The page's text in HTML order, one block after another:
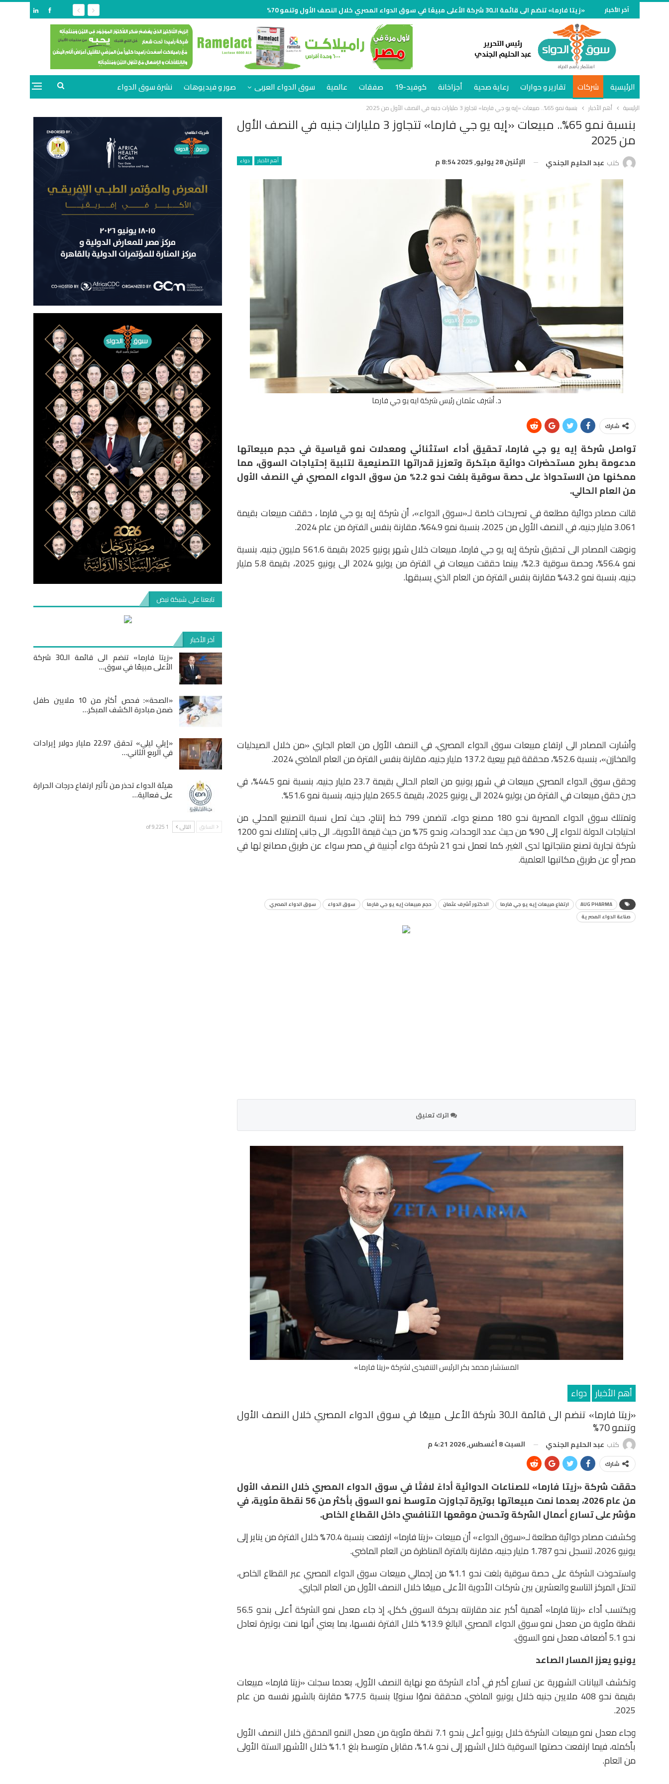
آخر الأخبار «زيتا فارما» تنضم الى قائمة الـ30 شركة الأعلى مبيعًا في سوق الدواء المصري خلال النصف الأول وتنمو 70%
الرئيسية شركات تقارير و حوارات رعاية صحية أجزاخانة كوفيد-19 صفقات عالمية سوق الدواء العربى صور و فيديوهات نشرة سوق الدواء
الرئيسية أهم الأخبار بنسبة نمو 65%.. مبيعات «إيه يو جي فارما» تتجاوز 3 مليارات جنيه في النصف الأول من 2025
بنسبة نمو 65%.. مبيعات «إيه يو جي فارما» تتجاوز 3 مليارات جنيه في النصف الأول
من 2025
أهم الأخبار دواء كتب عبد الحليم الجندي الإثنين 28 يوليو, 2025 8:54 م
د. أشرف عثمان رئيس شركة ايه يو جي فارما
شارك
تواصل شركة إيه يو جي فارما، تحقيق أداء استثنائي ومعدلات نمو قياسية في حجم مبيعاتها
مدعومة بطرح مستحضرات دوائية مبتكرة وتعزيز قدراتها التصنيعية لتلبية إحتياجات السوق، مما
ممكنها من الاستحواذ على حصة سوقية بلغت نحو 2.2% من سوق الدواء المصري في النصف الأول
من العام الحالي.
قالت مصادر دوائية مطلعة في تصريحات خاصة لـ«سوق الدواء»، أن شركة إيه يو جي فارما ، حققت مبيعات بقيمة
3.061 مليار جنيه، في النصف الأول من 2025، بنسبة نمو 64.9%، مقارنة بنفس الفترة من عام 2024.
ونوهت المصادر الى تحقيق شركة إيه يو جي فارما، مبيعات خلال شهر يونيو 2025 بقيمة 561.6 مليون جنيه، بنسبة
نمو 56.4%، وحصة سوقية 2.3%، بينما حققت مبيعات في الفترة من يوليو 2024 الى يونيو 2025، بقيمة 5.8 مليار
جنيه، بنسبة نمو 43.2% مقارنة بنفس الفترة من العام الذي يسبقها.
وأشارت المصادر الى ارتفاع مبيعات سوق الدواء المصري، في النصف الأول من العام الجاري «من خلال الصيدليات
والمخازن»، بنسبة 52.6%، محققة قيم بيعية 137.2 مليار جنيه، مقارنة بنفس الفترة من العام الماضي 2024.
وحقق سوق الدواء المصري مبيعات في شهر يونيو من العام الحالي بقيمة 23.7 مليار جنيه، بنسبة نمو 44.5%، في
حين حقق مبيعات في الفترة من يوليو 2024 الى يونيو 2025، بقيمة 265.5 مليار جنيه، بنسبة نمو 51.6%.
وتمتلك سوق الدواء المصرية نحو 180 مصنع دواء، تتضمن 799 خط إنتاج، حيث تصل نسبة التصنيع المحلي من
احتياجات الدولة للدواء إلى 90% من حيث عدد الوحدات، ونحو 75% من حيث قيمة الأدوية،. الى جانب إمتلاك نحو 1200
شركة تجارية تصنع منتجاتها لدى الغير، كما تعمل نحو 21 شركة دواء أجنبية في مصر سواء عن طريق مصانع لها في
مصر أو عن طريق مكاتبها العلمية.
AUG PHARMA ارتفاع مبيعات إيه يو جي فارما الدكتور أشرف عثمان حجم مبيعات إيه يو جي فارما سوق الدواء
سوق الدواء المصري
صناعة الدواء المصرية
اترك تعليق
المستشار محمد بكر الرئيس التنفيذى لشركة «زيتا فارما»
أهم الأخبار دواء
«زيتا فارما» تنضم الى قائمة الـ30 شركة الأعلى مبيعًا في سوق الدواء المصري خلال النصف الأول
وتنمو 70%
كتب عبد الحليم الجندي السبت 8 أغسطس, 2026 4:21 م
شارك
حققت شركة «زيتا فارما» للصناعات الدوائية أداءً لافتًا في سوق الدواء المصري خلال النصف الأول
من عام 2026، بعدما نمت مبيعاتها بوتيرة تجاوزت متوسط نمو السوق بأكثر من 56 نقطة مئوية، في
مؤشر على تسارع أعمال الشركة وتحسن موقعها التنافسي داخل القطاع الخاص.
وكشفت مصادر دوائية مطلعة لـ«سوق الدواء» أن مبيعات «زيتا فارما» ارتفعت بنسبة 70.4% خلال الفترة من يناير إلى
يونيو 2026، لتسجل نحو 1.787 مليار جنيه، مقارنة بالفترة المناظرة من العام الماضي.
واستحوذت الشركة على حصة سوقية بلغت نحو 1.1% من إجمالي مبيعات سوق الدواء المصري عبر القطاع الخاص،
لتحتل المركز التاسع والعشرين بين شركات الأدوية الأعلى مبيعًا خلال النصف الأول من العام الجاري.
ويكتسب أداء «زيتا فارما» أهمية أكبر عند مقارنته بحركة السوق ككل، إذ جاء معدل نمو الشركة أعلى بنحو 56.5
نقطة مئوية من معدل نمو سوق الدواء المصري البالغ 13.9% خلال الفترة نفسها، بما يعني أنها نمت بوتيرة تعادل
نحو 5.1 أضعاف معدل نمو السوق.
يونيو يعزز المسار الصاعد
وتكشف البيانات الشهرية عن تسارع أكبر في أداء الشركة مع نهاية النصف الأول، بعدما سجلت «زيتا فارما» مبيعات
بقيمة نحو 408 ملايين جنيه خلال يونيو الماضي، محققة نموًا سنويًا بنسبة 77.5% مقارنة بالشهر نفسه من عام
2025.
وجاء معدل نمو مبيعات الشركة خلال يونيو أعلى بنحو 7.1 نقطة مئوية من معدل النمو المحقق خلال النصف الأول
بأكمله، فيما ارتفعت حصتها السوقية خلال الشهر إلى نحو 1.4%، مقابل متوسط بلغ 1.1% خلال الأشهر الستة الأولى
من العام.
تابعنا على شبكة نبض
آخر الأخبار
«زيتا فارما» تنضم الى قائمة الـ30 شركة
الأعلى مبيعًا في سوق…
«الصحة»: فحص أكثر من 10 ملايين طفل
ضمن مبادرة الكشف المبكر…
«إيلي ليلي» تحقق 22.97 مليار دولار إيرادات
في الربع الثاني…
هيئة الدواء تحذر من تأثير ارتفاع درجات الحرارة
على فعالية…
السابق التالى 1 of 9٬225